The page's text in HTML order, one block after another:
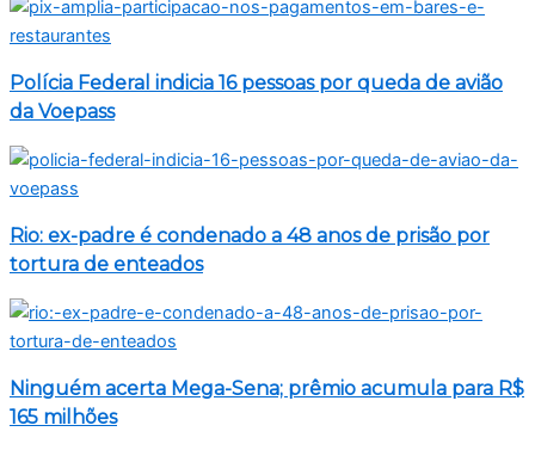
Polícia Federal indicia 16 pessoas por queda de avião
da Voepass
Rio: ex-padre é condenado a 48 anos de prisão por
tortura de enteados
Ninguém acerta Mega-Sena; prêmio acumula para R$
165 milhões